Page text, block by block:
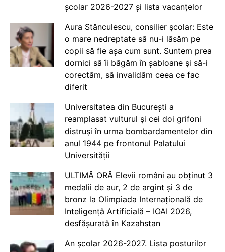
școlar 2026-2027 și lista vacanțelor
Aura Stănculescu, consilier școlar: Este
o mare nedreptate să nu-i lăsăm pe
copii să fie așa cum sunt. Suntem prea
dornici să îi băgăm în șabloane și să-i
corectăm, să invalidăm ceea ce fac
diferit
Universitatea din București a
reamplasat vulturul și cei doi grifoni
distruși în urma bombardamentelor din
anul 1944 pe frontonul Palatului
Universității
ULTIMĂ ORĂ Elevii români au obținut 3
medalii de aur, 2 de argint și 3 de
bronz la Olimpiada Internațională de
Inteligență Artificială – IOAI 2026,
desfășurată în Kazahstan
An școlar 2026-2027. Lista posturilor